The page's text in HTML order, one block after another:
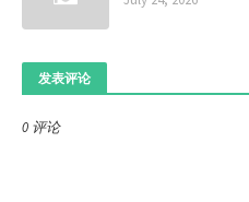
发表评论
0 评论